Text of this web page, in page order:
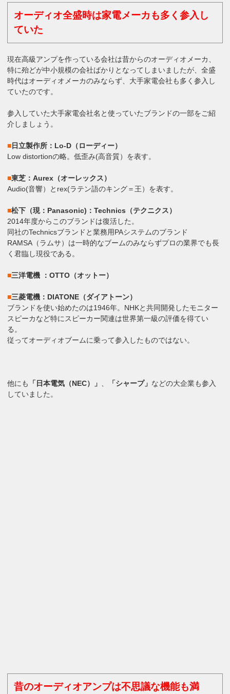
オーディオ全盛時は家電メーカも多く参入し
ていた
現在高級アンプを作っている会社は昔からのオーディオメーカ、
特に殆どが中小規模の会社ばかりとなってしまいましたが、全盛
時代はオーディオメーカのみならず、大手家電会社も多く参入し
ていたのです。
参入していた大手家電会社名と使っていたブランドの一部をご紹
介しましょう。
■日立製作所：Lo-D（ローディー）
Low distortionの略。低歪み(高音質）を表す。
■東芝：Aurex（オーレックス）
Audio(音響）とrex(ラテン語のキング＝王）を表す。
■松下（現：Panasonic)：Technics（テクニクス）
2014年度からこのブランドは復活した。
同社のTechnicsブランドと業務用PAシステムのブランド
RAMSA（ラムサ）は一時的なブームのみならずプロの業界でも長
く君臨し現役である。
■三洋電機 ：OTTO（オットー）
■三菱電機：DIATONE（ダイアトーン）
ブランドを使い始めたのは1946年。NHKと共同開発したモニター
スピーカなど特にスピーカー関連は世界第一級の評価を得てい
る。
従ってオーディオブームに乗って参入したものではない。
他にも 「日本電気（NEC）」 、 「シャープ」 などの大企業も参入
していました。
昔のオーディオアンプは不思議な機能も満